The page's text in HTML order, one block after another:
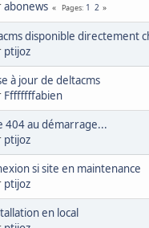
abonews Pages 1 2
disponible directement
ptijoz
à jour de deltacms
Ffffffffabien
404 au démarrage...
ptijoz
si site en maintenance
ptijoz
en local